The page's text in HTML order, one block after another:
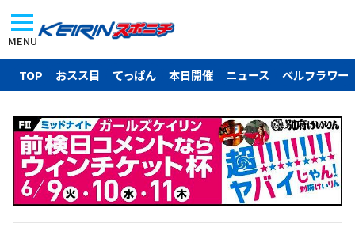
MENU
TOP おスス目 てっぱん 本日開催 ニュース ベルフラワー